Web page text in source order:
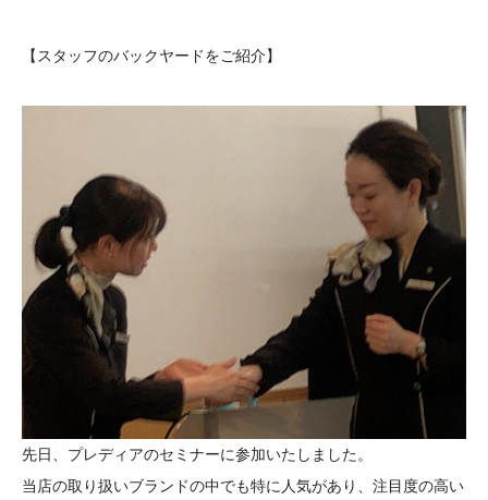
【スタッフのバックヤードをご紹介】
先日、プレディアのセミナーに参加いたしました。
当店の取り扱いブランドの中でも特に人気があり、注目度の高い